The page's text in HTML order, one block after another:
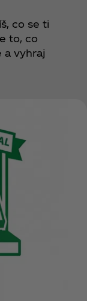
co se ti
to, co
a vyhraj